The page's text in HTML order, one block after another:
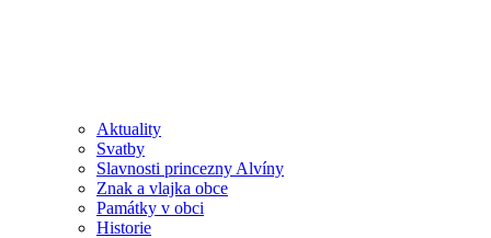
Aktuality
Svatby
Slavnosti princezny Alvíny
Znak a vlajka obce
Památky v obci
Historie